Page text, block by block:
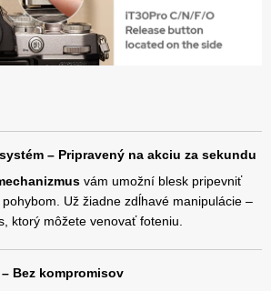
– Pripravený na akciu za sekundu
vám umožní blesk pripevniť
Už žiadne zdĺhavé manipulácie –
ktorý môžete venovať foteniu.
Bez kompromisov